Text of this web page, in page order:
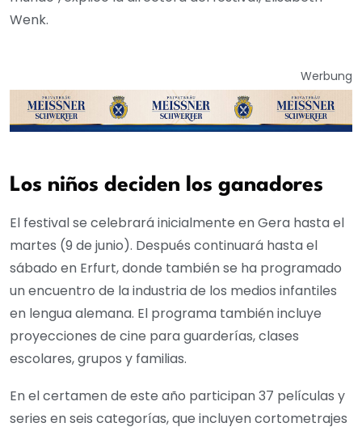
Wenk.
Werbung
Los niños deciden los ganadores
El festival se celebrará inicialmente en Gera hasta el
martes (9 de junio). Después continuará hasta el
sábado en Erfurt, donde también se ha programado
un encuentro de la industria de los medios infantiles
en lengua alemana. El programa también incluye
proyecciones de cine para guarderías, clases
escolares, grupos y familias.
En el certamen de este año participan 37 películas y
series en seis categorías, que incluyen cortometrajes